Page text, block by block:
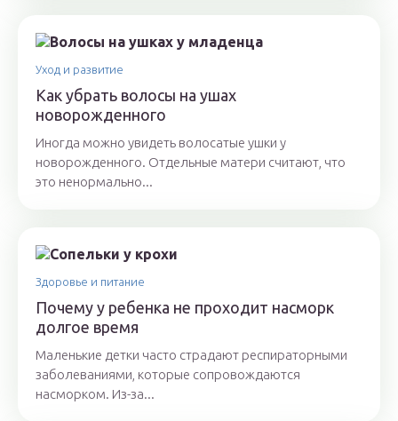
Уход и развитие
Как убрать волосы на ушах
новорожденного
Иногда можно увидеть волосатые ушки у
новорожденного. Отдельные матери считают, что
это ненормально...
Здоровье и питание
Почему у ребенка не проходит насморк
долгое время
Маленькие детки часто страдают респираторными
заболеваниями, которые сопровождаются
насморком. Из-за...